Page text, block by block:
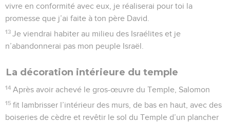
vivre en conformité avec eux, je réaliserai pour toi la
promesse que j’ai faite à ton père David.
13 Je viendrai habiter au milieu des Israélites et je
n’abandonnerai pas mon peuple Israël.
La décoration intérieure du temple
14 Après avoir achevé le gros-œuvre du Temple, Salomon
15 fit lambrisser l’intérieur des murs, de bas en haut, avec des
boiseries de cèdre et revêtir le sol du Temple d’un plancher